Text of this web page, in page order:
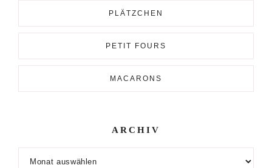
PLÄTZCHEN
PETIT FOURS
MACARONS
ARCHIV